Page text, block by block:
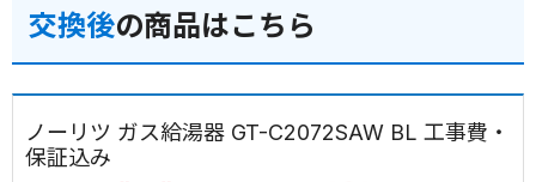
交換後の商品はこちら
ノーリツ ガス給湯器 GT-C2072SAW BL 工事費・
保証込み